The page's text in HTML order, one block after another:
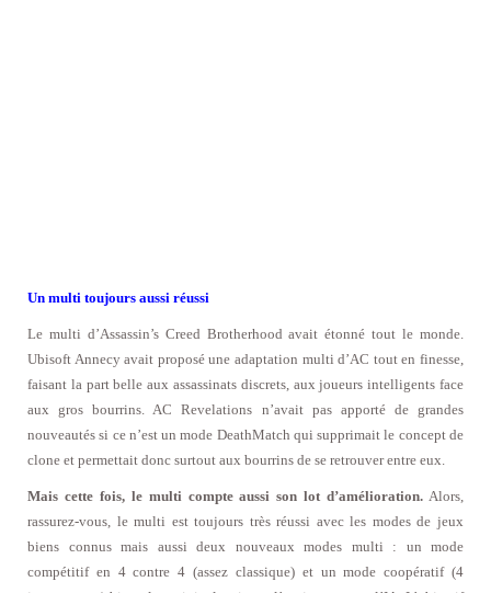
Un multi toujours aussi réussi
Le multi d’Assassin’s Creed Brotherhood avait étonné tout le monde.
Ubisoft Annecy avait proposé une adaptation multi d’AC tout en finesse,
faisant la part belle aux assassinats discrets, aux joueurs intelligents face
aux gros bourrins. AC Revelations n’avait pas apporté de grandes
nouveautés si ce n’est un mode DeathMatch qui supprimait le concept de
clone et permettait donc surtout aux bourrins de se retrouver entre eux.
Mais cette fois, le multi compte aussi son lot d’amélioration. Alors,
rassurez-vous, le multi est toujours très réussi avec les modes de jeux
biens connus mais aussi deux nouveaux modes multi : un mode
compétitif en 4 contre 4 (assez classique) et un mode coopératif (4